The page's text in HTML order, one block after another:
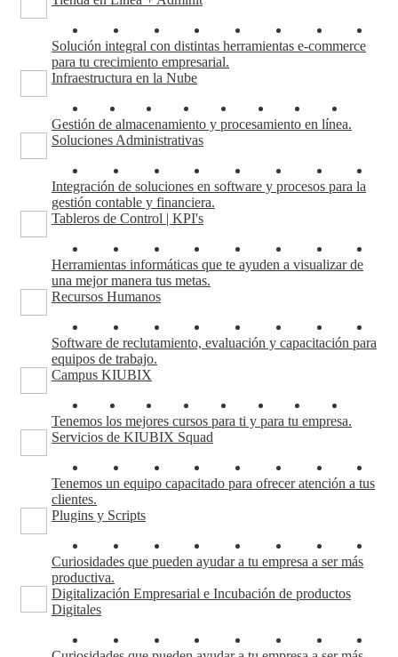
Solución integral con distintas herramientas e-commerce
para tu crecimiento empresarial.
Infraestructura en la Nube
Gestión de almacenamiento y procesamiento en línea.
Soluciones Administrativas
Integración de soluciones en software y procesos para la
gestión contable y financiera.
Tableros de Control | KPI's
Herramientas informáticas que te ayuden a visualizar de
una mejor manera tus metas.
Recursos Humanos
Software de reclutamiento, evaluación y capacitación para
equipos de trabajo.
Campus KIUBIX
Tenemos los mejores cursos para ti y para tu empresa.
Servicios de KIUBIX Squad
Tenemos un equipo capacitado para ofrecer atención a tus
clientes.
Plugins y Scripts
Curiosidades que pueden ayudar a tu empresa a ser más
productiva.
Digitalización Empresarial e Incubación de productos
Digitales